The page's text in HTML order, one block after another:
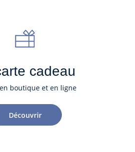
cadeau
boutique et en ligne
Découvrir